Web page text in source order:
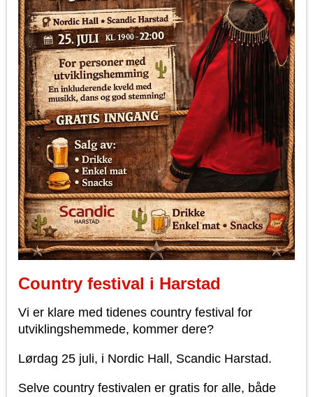
Country festival i Harstad
Vi er klare med tidenes country festival for
utviklingshemmede, kommer dere?
Lørdag 25 juli, i Nordic Hall, Scandic Harstad.
Selve country festivalen er gratis for alle, både